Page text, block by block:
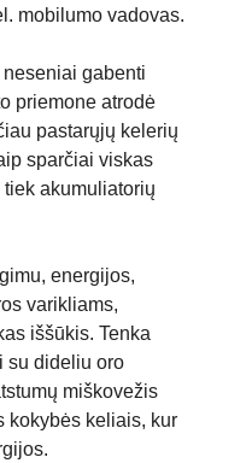
mobilumo vadovas.
gabenti
priemone atrodė
pastarųjų kelerių
sparčiai viskas
akumuliatorių
energijos,
varikliams,
iššūkis. Tenka
su dideliu oro
miškovežis
kokybės keliais, kur